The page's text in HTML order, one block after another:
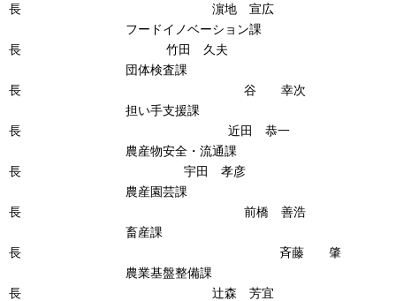
長 濵地 宣広
フードイノベーション課
長 竹田 久夫
団体検査課
長 谷 幸次
担い手支援課
長 近田 恭一
農産物安全・流通課
長 宇田 孝彦
農産園芸課
長 前橋 善浩
畜産課
長 斉藤 肇
農業基盤整備課
長 辻森 芳宜